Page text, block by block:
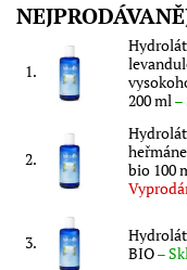
1.
Hydrolát
200 ml–
2.
Hydrolát
bio 100
3.
BIO–